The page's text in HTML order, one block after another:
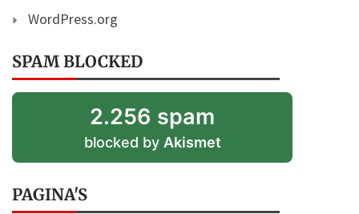
WordPress.org
SPAM BLOCKED
2.256 spam
blocked by Akismet
PAGINA'S